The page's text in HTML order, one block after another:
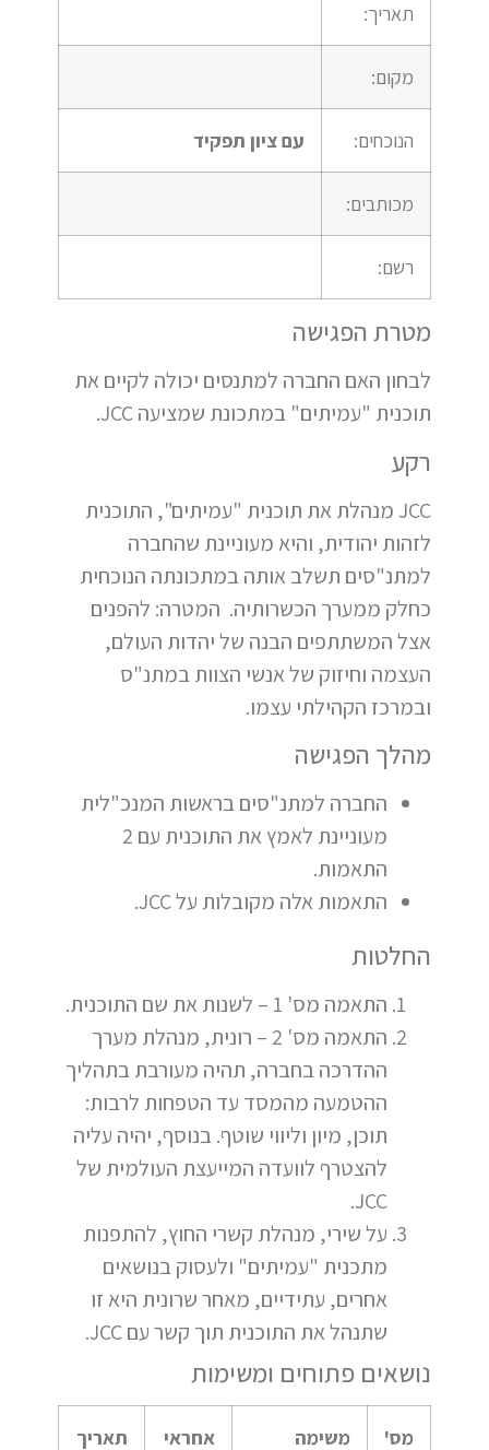
תאריך:
מקום:
הנוכחים: עם ציון תפקיד
מכותבים:
רשם:
מטרת הפגישה
לבחון האם החברה למתנסים יכולה לקיים את
תוכנית "עמיתים" במתכונת שמציעה JCC.
רקע
JCC מנהלת את תוכנית "עמיתים", התוכנית
לזהות יהודית, והיא מעוניינת שהחברה
למתנ"סים תשלב אותה במתכונתה הנוכחית
כחלק ממערך הכשרותיה. המטרה: להפנים
אצל המשתתפים הבנה של יהדות העולם,
העצמה וחיזוק של אנשי הצוות במתנ"ס
ובמרכז הקהילתי עצמו.
מהלך הפגישה
החברה למתנ"סים בראשות המנכ"לית
מעוניינת לאמץ את התוכנית עם 2
התאמות.
התאמות אלה מקובלות על JCC.
החלטות
התאמה מס' 1 – לשנות את שם התוכנית.
התאמה מס' 2 – רונית, מנהלת מערך
ההדרכה בחברה, תהיה מעורבת בתהליך
ההטמעה מהמסד עד הטפחות לרבות:
תוכן, מיון וליווי שוטף. בנוסף, יהיה עליה
להצטרף לוועדה המייעצת העולמית של
JCC.
על שירי, מנהלת קשרי החוץ, להתפנות
מתכנית "עמיתים" ולעסוק בנושאים
אחרים, עתידיים, מאחר שרונית היא זו
שתנהל את התוכנית תוך קשר עם JCC.
נושאים פתוחים ומשימות
מס' משימה אחראי תאריך